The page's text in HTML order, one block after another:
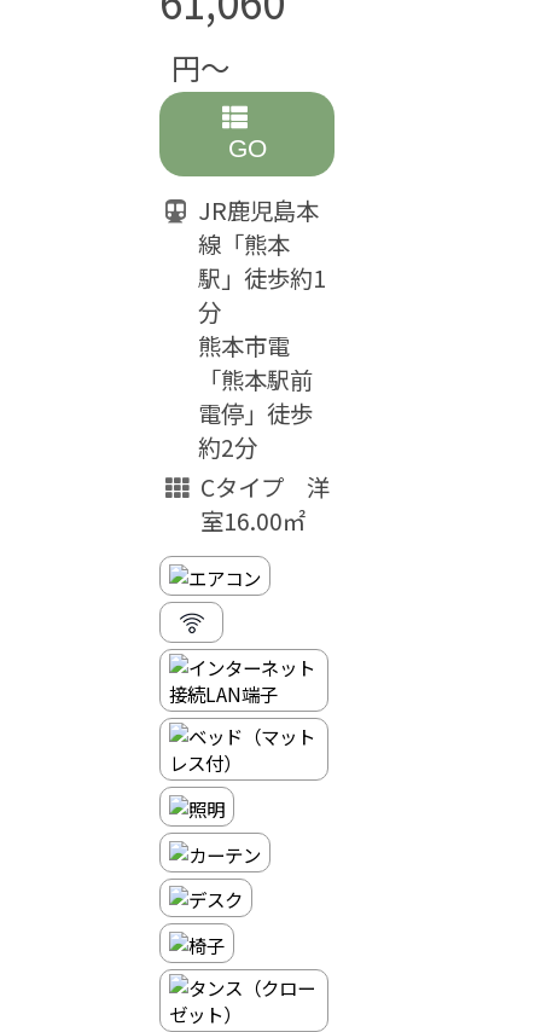
円～
GO
JR鹿児島本
線「熊本
駅」徒歩約1
分
熊本市電
「熊本駅前
電停」徒歩
約2分
Cタイプ 洋
室16.00㎡